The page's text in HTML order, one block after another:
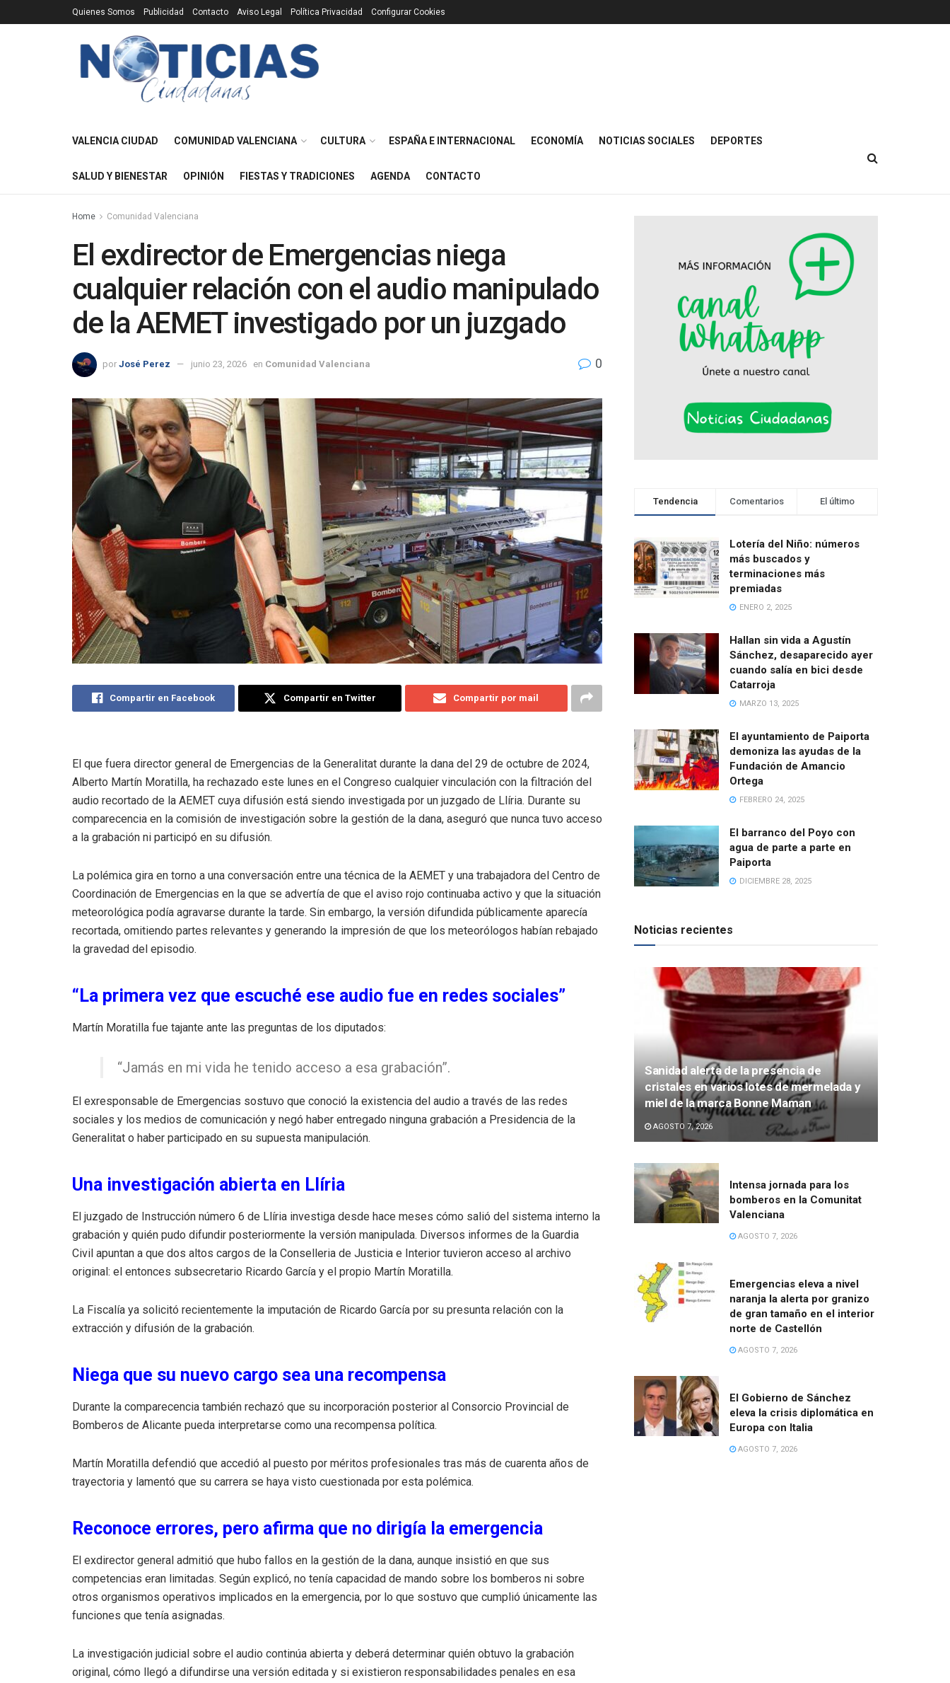
Quienes Somos Publicidad Contacto Aviso Legal Política Privacidad Configurar Cookies
VALENCIA CIUDAD COMUNIDAD VALENCIANA CULTURA ESPAÑA E INTERNACIONAL ECONOMÍA NOTICIAS SOCIALES DEPORTES
SALUD Y BIENESTAR OPINIÓN FIESTAS Y TRADICIONES AGENDA CONTACTO
Home Comunidad Valenciana
El exdirector de Emergencias niega
cualquier relación con el audio manipulado
de la AEMET investigado por un juzgado
por José Perez junio 23, 2026 en Comunidad Valenciana 0
Compartir en Facebook Compartir en Twitter Compartir por mail
El que fuera director general de Emergencias de la Generalitat durante la dana del 29 de octubre de 2024,
Alberto Martín Moratilla, ha rechazado este lunes en el Congreso cualquier vinculación con la filtración del
audio recortado de la AEMET cuya difusión está siendo investigada por un juzgado de Llíria. Durante su
comparecencia en la comisión de investigación sobre la gestión de la dana, aseguró que nunca tuvo acceso
a la grabación ni participó en su difusión.
La polémica gira en torno a una conversación entre una técnica de la AEMET y una trabajadora del Centro de
Coordinación de Emergencias en la que se advertía de que el aviso rojo continuaba activo y que la situación
meteorológica podía agravarse durante la tarde. Sin embargo, la versión difundida públicamente aparecía
recortada, omitiendo partes relevantes y generando la impresión de que los meteorólogos habían rebajado
la gravedad del episodio.
“La primera vez que escuché ese audio fue en redes sociales”
Martín Moratilla fue tajante ante las preguntas de los diputados:
“Jamás en mi vida he tenido acceso a esa grabación”.
El exresponsable de Emergencias sostuvo que conoció la existencia del audio a través de las redes
sociales y los medios de comunicación y negó haber entregado ninguna grabación a Presidencia de la
Generalitat o haber participado en su supuesta manipulación.
Una investigación abierta en Llíria
El juzgado de Instrucción número 6 de Llíria investiga desde hace meses cómo salió del sistema interno la
grabación y quién pudo difundir posteriormente la versión manipulada. Diversos informes de la Guardia
Civil apuntan a que dos altos cargos de la Conselleria de Justicia e Interior tuvieron acceso al archivo
original: el entonces subsecretario Ricardo García y el propio Martín Moratilla.
La Fiscalía ya solicitó recientemente la imputación de Ricardo García por su presunta relación con la
extracción y difusión de la grabación.
Niega que su nuevo cargo sea una recompensa
Durante la comparecencia también rechazó que su incorporación posterior al Consorcio Provincial de
Bomberos de Alicante pueda interpretarse como una recompensa política.
Martín Moratilla defendió que accedió al puesto por méritos profesionales tras más de cuarenta años de
trayectoria y lamentó que su carrera se haya visto cuestionada por esta polémica.
Reconoce errores, pero afirma que no dirigía la emergencia
El exdirector general admitió que hubo fallos en la gestión de la dana, aunque insistió en que sus
competencias eran limitadas. Según explicó, no tenía capacidad de mando sobre los bomberos ni sobre
otros organismos operativos implicados en la emergencia, por lo que sostuvo que cumplió únicamente las
funciones que tenía asignadas.
La investigación judicial sobre el audio continúa abierta y deberá determinar quién obtuvo la grabación
original, cómo llegó a difundirse una versión editada y si existieron responsabilidades penales en esa
Tendencia Comentarios El último
Lotería del Niño: números
más buscados y
terminaciones más
premiadas
ENERO 2, 2025
Hallan sin vida a Agustín
Sánchez, desaparecido ayer
cuando salía en bici desde
Catarroja
MARZO 13, 2025
El ayuntamiento de Paiporta
demoniza las ayudas de la
Fundación de Amancio
Ortega
FEBRERO 24, 2025
El barranco del Poyo con
agua de parte a parte en
Paiporta
DICIEMBRE 28, 2025
Noticias recientes
Sanidad alerta de la presencia de
cristales en varios lotes de mermelada y
miel de la marca Bonne Maman
AGOSTO 7, 2026
Intensa jornada para los
bomberos en la Comunitat
Valenciana
AGOSTO 7, 2026
Emergencias eleva a nivel
naranja la alerta por granizo
de gran tamaño en el interior
norte de Castellón
AGOSTO 7, 2026
El Gobierno de Sánchez
eleva la crisis diplomática en
Europa con Italia
AGOSTO 7, 2026